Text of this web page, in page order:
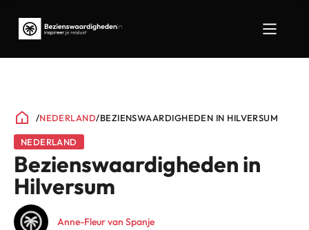
/NEDERLAND/BEZIENSWAARDIGHEDEN IN HILVERSUM
NEDERLAND
Bezienswaardigheden in
Hilversum
Anne-Fleur van Spanje